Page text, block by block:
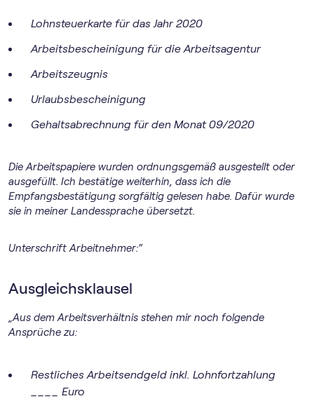
Lohnsteuerkarte für das Jahr 2020
Arbeitsbescheinigung für die Arbeitsagentur
Arbeitszeugnis
Urlaubsbescheinigung
Gehaltsabrechnung für den Monat 09/2020
Die Arbeitspapiere wurden ordnungsgemäß ausgestellt oder
ausgefüllt. Ich bestätige weiterhin, dass ich die
Empfangsbestätigung sorgfältig gelesen habe. Dafür wurde
sie in meiner Landessprache übersetzt.
Unterschrift Arbeitnehmer:“
Ausgleichsklausel
„Aus dem Arbeitsverhältnis stehen mir noch folgende
Ansprüche zu:
Restliches Arbeitsendgeld inkl. Lohnfortzahlung
____ Euro